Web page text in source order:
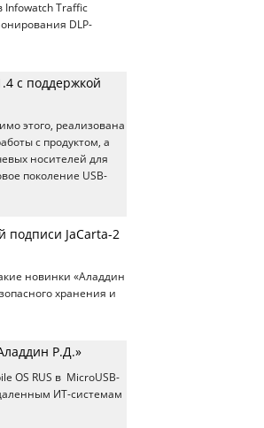
Infowatch Traffic
DLP-
с поддержкой
этого, реализована
с продуктом, а
носителей для
поколение USB-
подписи JaCarta-2
новинки «Аладдин
хранения и
Р.Д.»
OS RUS в MicroUSB-
ИТ-системам